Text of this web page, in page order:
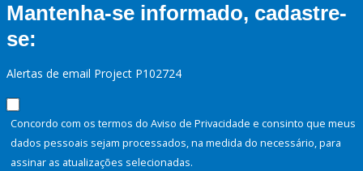
Mantenha-se informado, cadastre-
se:
Alertas de email Project P102724
Concordo com os termos do Aviso de Privacidade e consinto que meus
dados pessoais sejam processados, na medida do necessário, para
assinar as atualizações selecionadas.